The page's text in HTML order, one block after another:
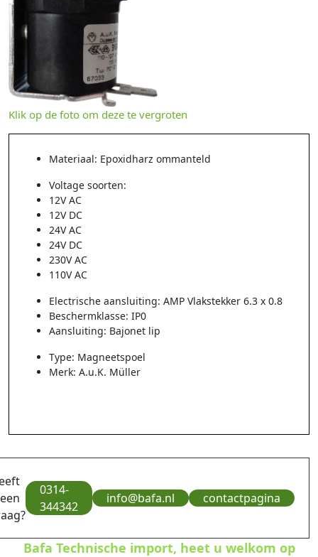
Klik op de foto om deze te vergroten
Materiaal: Epoxidharz ommanteld
Voltage soorten:
12V AC
12V DC
24V AC
24V DC
230V AC
110V AC
Electrische aansluiting: AMP Vlakstekker 6.3 x 0.8
Beschermklasse: IP0
Aansluiting: Bajonet lip
Type: Magneetspoel
Merk: A.u.K. Müller
0314-
344342
info@bafa.nl contactpagina
Bafa Technische import, heet u welkom op